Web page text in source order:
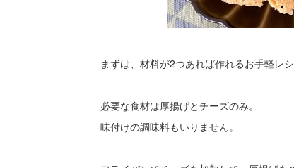
まずは、材料が2つあれば作れるお手軽レ
必要な食材は厚揚げとチーズのみ。
味付けの調味料もいりません。